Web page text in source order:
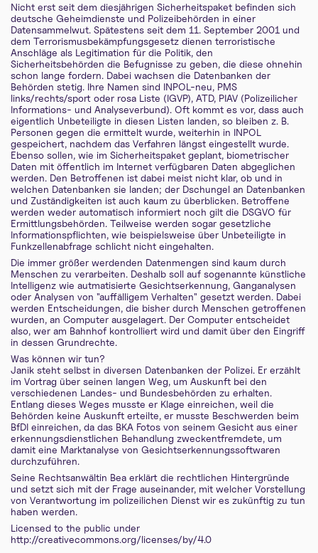
Nicht erst seit dem diesjährigen Sicherheitspaket befinden sich
deutsche Geheimdienste und Polizeibehörden in einer
Datensammelwut. Spätestens seit dem 11. September 2001 und
dem Terrorismusbekämpfungsgesetz dienen terroristische
Anschläge als Legitimation für die Politik, den
Sicherheitsbehörden die Befugnisse zu geben, die diese ohnehin
schon lange fordern. Dabei wachsen die Datenbanken der
Behörden stetig. Ihre Namen sind INPOL-neu, PMS
links/rechts/sport oder rosa Liste (IGVP), ATD, PIAV (Polizeilicher
Informations- und Analyseverbund). Oft kommt es vor, dass auch
eigentlich Unbeteiligte in diesen Listen landen, so bleiben z. B.
Personen gegen die ermittelt wurde, weiterhin in INPOL
gespeichert, nachdem das Verfahren längst eingestellt wurde.
Ebenso sollen, wie im Sicherheitspaket geplant, biometrischer
Daten mit öffentlich im Internet verfügbaren Daten abgeglichen
werden. Den Betroffenen ist dabei meist nicht klar, ob und in
welchen Datenbanken sie landen; der Dschungel an Datenbanken
und Zuständigkeiten ist auch kaum zu überblicken. Betroffene
werden weder automatisch informiert noch gilt die DSGVO für
Ermittlungsbehörden. Teilweise werden sogar gesetzliche
Informationspflichten, wie beispielsweise über Unbeteiligte in
Funkzellenabfrage schlicht nicht eingehalten.
Die immer größer werdenden Datenmengen sind kaum durch
Menschen zu verarbeiten. Deshalb soll auf sogenannte künstliche
Intelligenz wie autmatisierte Gesichtserkennung, Ganganalysen
oder Analysen von "auffälligem Verhalten" gesetzt werden. Dabei
werden Entscheidungen, die bisher durch Menschen getroffenen
wurden, an Computer ausgelagert. Der Computer entscheidet
also, wer am Bahnhof kontrolliert wird und damit über den Eingriff
in dessen Grundrechte.
Was können wir tun?
Janik steht selbst in diversen Datenbanken der Polizei. Er erzählt
im Vortrag über seinen langen Weg, um Auskunft bei den
verschiedenen Landes- und Bundesbehörden zu erhalten.
Entlang dieses Weges musste er Klage einreichen, weil die
Behörden keine Auskunft erteilte, er musste Beschwerden beim
BfDI einreichen, da das BKA Fotos von seinem Gesicht aus einer
erkennungsdienstlichen Behandlung zweckentfremdete, um
damit eine Marktanalyse von Gesichtserkennungssoftwaren
durchzuführen.
Seine Rechtsanwältin Bea erklärt die rechtlichen Hintergründe
und setzt sich mit der Frage auseinander, mit welcher Vorstellung
von Verantwortung im polizeilichen Dienst wir es zukünftig zu tun
haben werden.
Licensed to the public under
http://creativecommons.org/licenses/by/4.0